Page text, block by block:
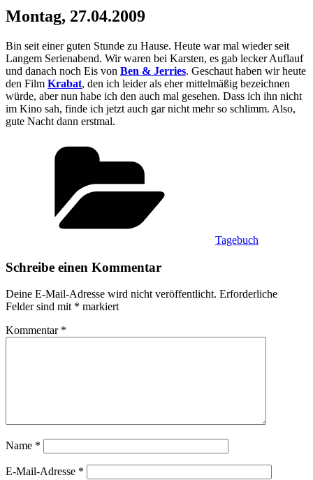
Montag, 27.04.2009
Bin seit einer guten Stunde zu Hause. Heute war mal wieder seit
Langem Serienabend. Wir waren bei Karsten, es gab lecker Auflauf
und danach noch Eis von Ben & Jerries. Geschaut haben wir heute
den Film Krabat, den ich leider als eher mittelmäßig bezeichnen
würde, aber nun habe ich den auch mal gesehen. Dass ich ihn nicht
im Kino sah, finde ich jetzt auch gar nicht mehr so schlimm. Also,
gute Nacht dann erstmal.
Tagebuch
Schreibe einen Kommentar
Deine E-Mail-Adresse wird nicht veröffentlicht. Erforderliche
Felder sind mit * markiert
Kommentar *
Name *
E-Mail-Adresse *